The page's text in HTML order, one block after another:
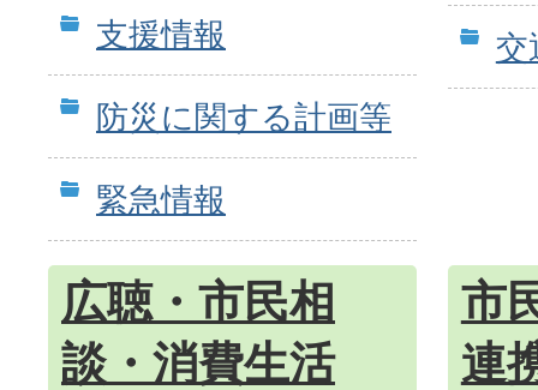
支援情報
防災に関する計画等
緊急情報
交
広聴・市民相
談・消費生活
市
連